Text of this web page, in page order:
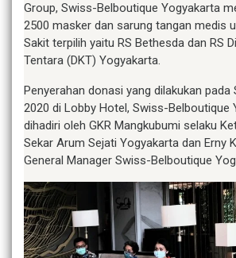
Group, Swiss-Belboutique Yogyakarta
2500 masker dan sarung tangan medis
Sakit terpilih yaitu RS Bethesda dan RS
Tentara (DKT) Yogyakarta.
Penyerahan donasi yang dilakukan pada
2020 di Lobby Hotel, Swiss-Belboutique
dihadiri oleh GKR Mangkubumi selaku
Sekar Arum Sejati Yogyakarta dan Erny
General Manager Swiss-Belboutique